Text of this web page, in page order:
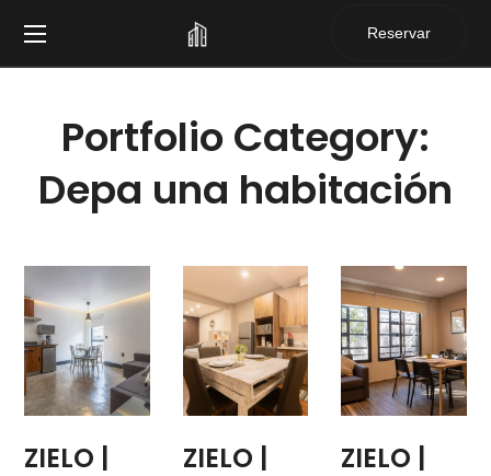
Reservar
Portfolio Category:
Depa una habitación
ZIELO |
ZIELO |
ZIELO |